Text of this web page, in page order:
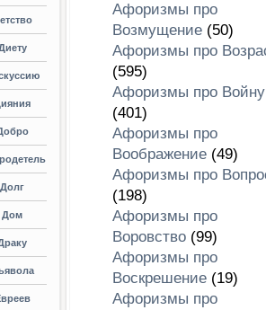
Дом
Афоризмы про
Возмущение(50)
Афоризмы про
(595)
Афоризмы про Войну
(401)
Афоризмы про
Воображение(49)
Афоризмы про
(198)
Афоризмы про
Воровство(99)
Афоризмы про
Воскрешение(19)
Афоризмы про